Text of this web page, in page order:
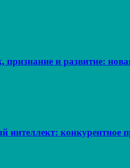
признание и развитие:
интеллект: конкурентное